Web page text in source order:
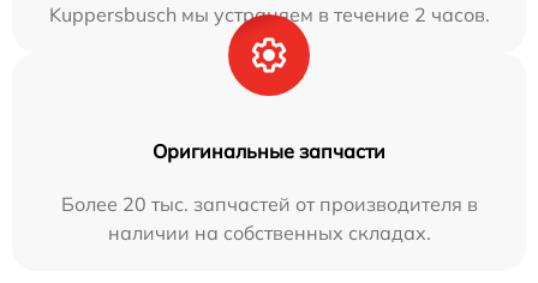
Kuppersbusch мы устраняем в течение 2 часов.
Оригинальные запчасти
Более 20 тыс. запчастей от производителя в
наличии на собственных складах.